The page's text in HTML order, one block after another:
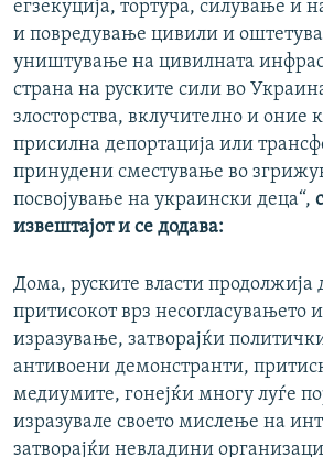
егзекуција, тортура, силување и
и повредување цивили и
уништување на цивилната
страна на руските сили во
злосторства, вклучително и оние
присилна депортација или
принудени сместување во
посвојување на украински деца“,
извештајот и се додава:
Дома, руските власти продолжија
притисокот врз несогласувањето
изразување, затворајќи
антивоени демонстранти,
медиумите, гонејќи многу луѓе
изразувале своето мислење на
затворајќи невладини